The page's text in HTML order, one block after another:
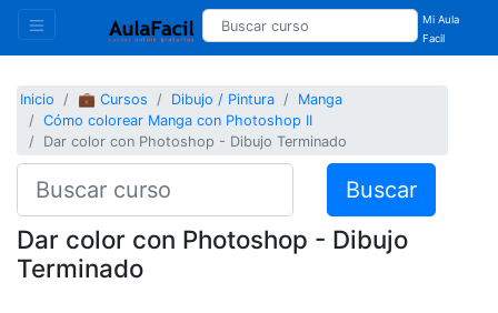
Mi Aula
Facil
Inicio 💼 Cursos Dibujo / Pintura
Manga
Cómo colorear Manga con Photoshop II
Dar color con Photoshop - Dibujo Terminado
Buscar
Dar color con Photoshop - Dibujo
Terminado